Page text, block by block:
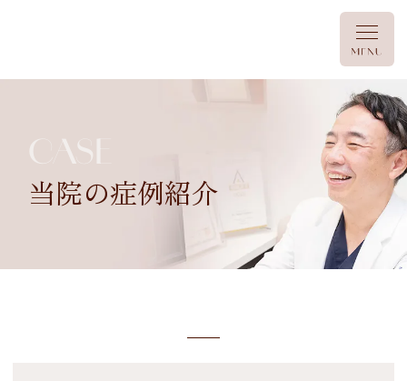
CASE
当院の症例紹介